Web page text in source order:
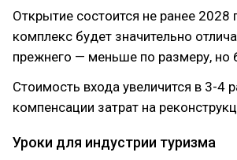
Открытие состоится не ранее 2028
комплекс будет значительно
прежнего — меньше по размеру, но
Стоимость входа увеличится в 3-4
компенсации затрат на
Уроки для индустрии туризма